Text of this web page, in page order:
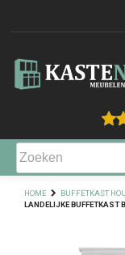
HOME
BUFFETKAST
LANDELIJKE BUFFETKAST